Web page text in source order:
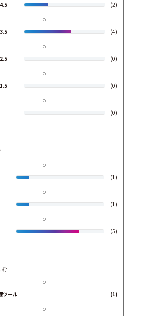
(2)
(4)
(0)
(0)
(0)
(1)
(1)
(5)
ツール (1)